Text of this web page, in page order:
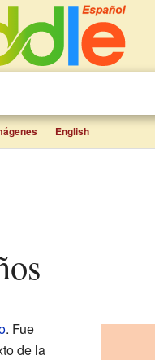
English
. Fue
de la